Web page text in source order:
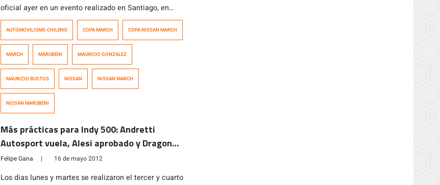
oficial ayer en un evento realizado en Santiago, en
conjunto con el lanzamiento del Campeonato Nacional
de Fórmula 3 2012. La Copa March será la categoría
carrozados durante la temporada 2012 y en los
siguientes años, estando un escalón por […]
AUTOMOVILISMO CHILENO COPA MARCH COPA NISSAN MARCH
MARCH MARUBENI MAURICIO GONZALEZ
MAURIZIO BUSTOS NISSAN NISSAN MARCH
NISSAN MARUBENI
Más prácticas para Indy 500: Andretti
Autosport vuela, Alesi aprobado y Dragon
Racing juega al misterio
Felipe Gana | 16 de mayo 2012
Los dias lunes y martes se realizaron el tercer y cuarto